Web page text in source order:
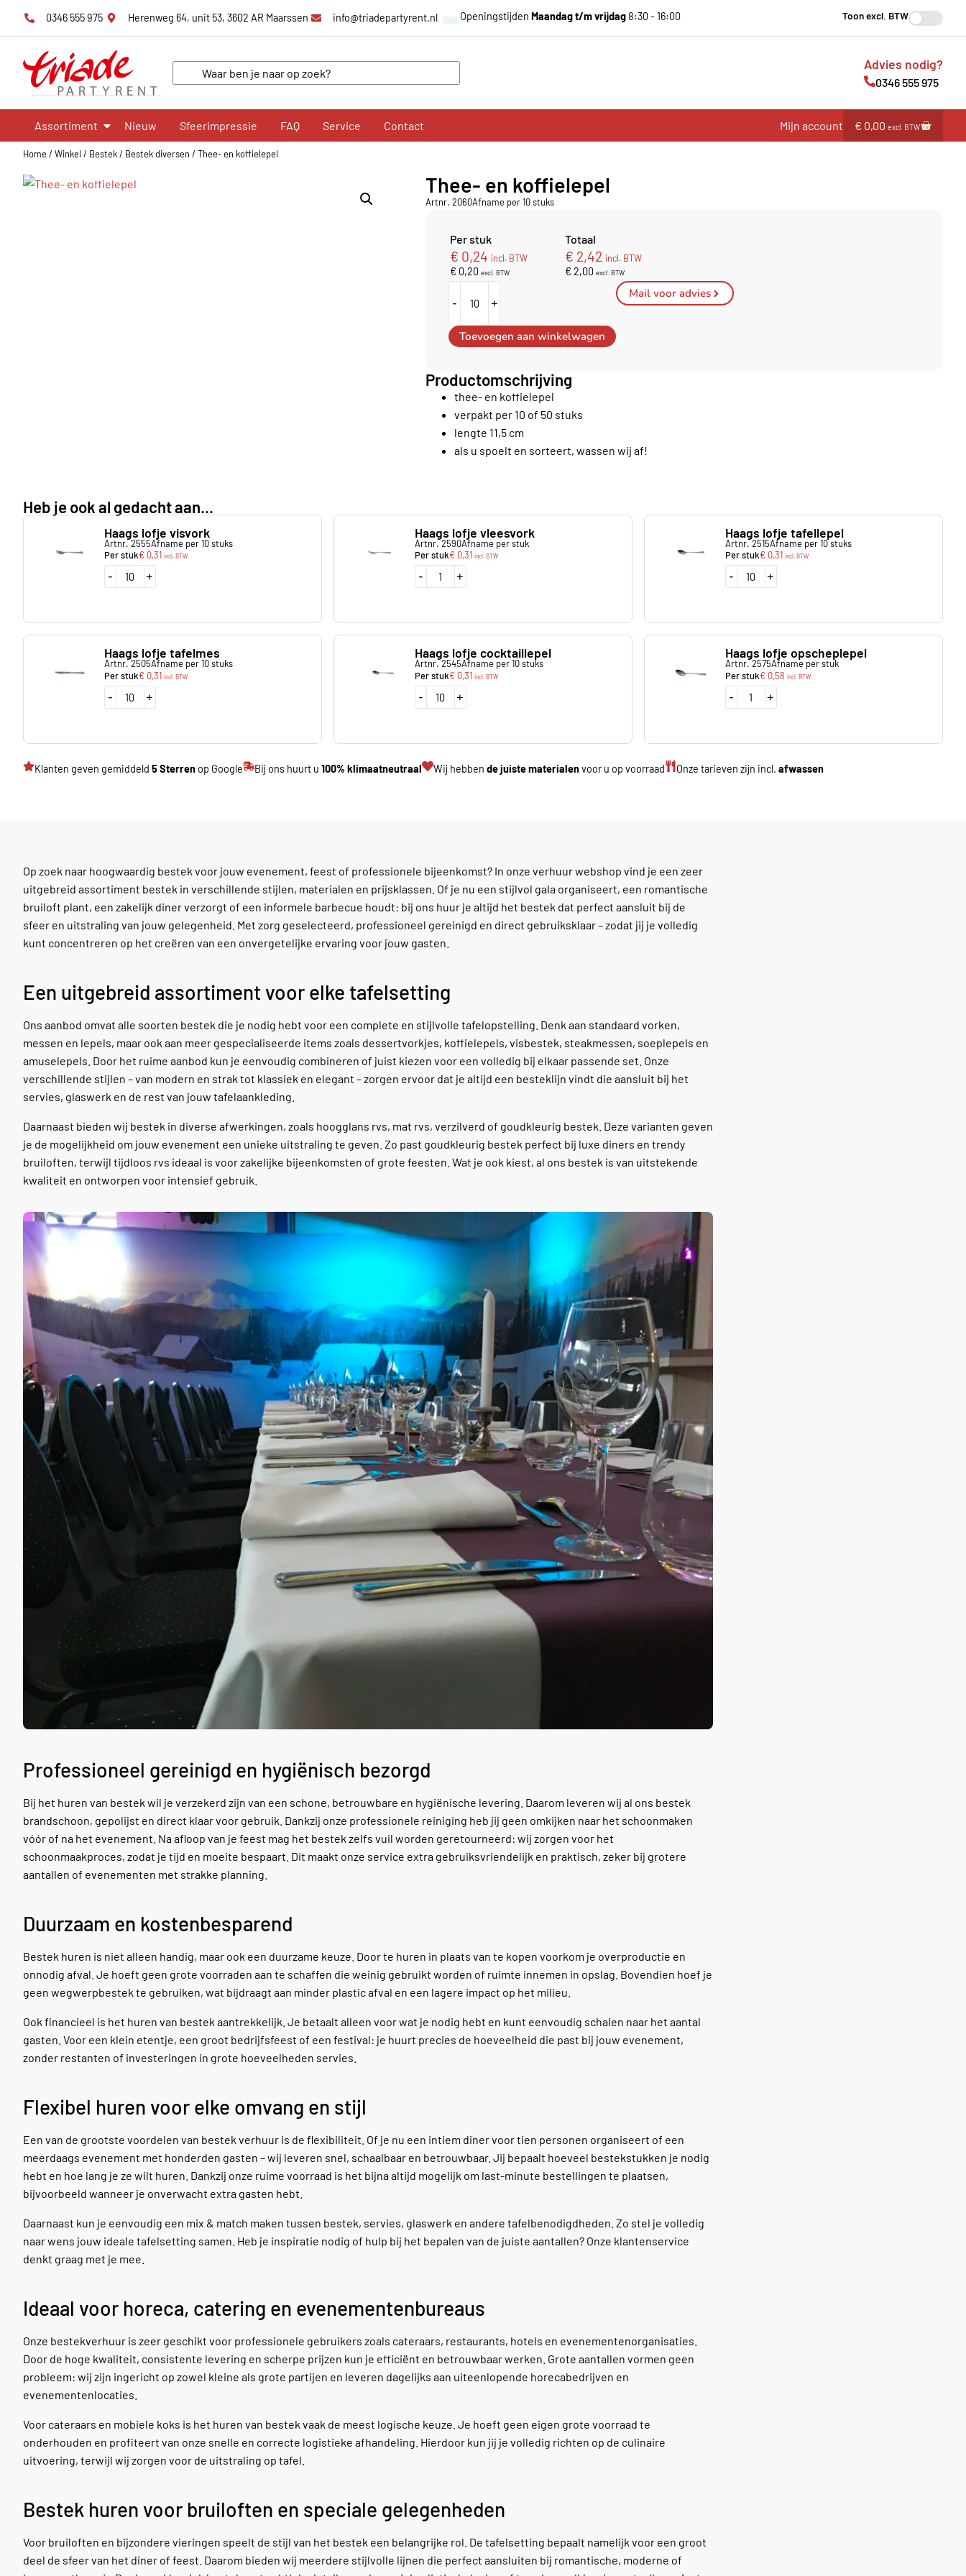
0346 555 975 Herenweg 64, unit 53, 3602 AR Maarssen info@triadepartyrent.nl Openingstijden Maandag t/m vrijdag8:30 - 16:00 Toon excl. BTW
Advies nodig?
0346 555 975
Assortiment Nieuw Sfeerimpressie FAQ Service Contact Mijn account € 0,00 excl. BTW
Home / Winkel / Bestek/ Bestek diversen / Thee- en koffielepel
Thee- en koffielepel
Artnr. 2060Afname per 10 stuks
Per stuk
€ 0,24 incl. BTW
€ 0,20 excl. BTW
Totaal
€ 2,42 incl. BTW
€ 2,00 excl. BTW
- +
Toevoegen aan winkelwagen
Mail voor advies
Productomschrijving
thee- en koffielepel
verpakt per 10 of 50 stuks
lengte 11,5 cm
als u spoelt en sorteert, wassen wij af!
Heb je ook al gedacht aan...
Haags lofje visvork
Artnr. 2555Afname per 10 stuks
Per stuk€ 0,31 incl. BTW
- +
Haags lofje vleesvork
Artnr. 2590Afname per stuk
Per stuk€ 0,31 incl. BTW
- +
Haags lofje tafellepel
Artnr. 2515Afname per 10 stuks
Per stuk€ 0,31 incl. BTW
- +
Haags lofje tafelmes
Artnr. 2505Afname per 10 stuks
Per stuk€ 0,31 incl. BTW
- +
Haags lofje cocktaillepel
Artnr. 2545Afname per 10 stuks
Per stuk€ 0,31 incl. BTW
- +
Haags lofje opscheplepel
Artnr. 2575Afname per stuk
Per stuk€ 0,58 incl. BTW
- +
Klanten geven gemiddeld 5 Sterren op Google Bij ons huurt u 100% klimaatneutraal Wij hebben de juiste materialenvoor u op voorraad Onze tarieven zijn incl. afwassen
Op zoek naar hoogwaardig bestek voor jouw evenement, feest of professionele bijeenkomst? In onze verhuur webshop vind je een zeer
uitgebreid assortiment bestek in verschillende stijlen, materialen en prijsklassen. Of je nu een stijlvol gala organiseert, een romantische
bruiloft plant, een zakelijk diner verzorgt of een informele barbecue houdt: bij ons huur je altijd het bestek dat perfect aansluit bij de
sfeer en uitstraling van jouw gelegenheid. Met zorg geselecteerd, professioneel gereinigd en direct gebruiksklaar – zodat jij je volledig
kunt concentreren op het creëren van een onvergetelijke ervaring voor jouw gasten.
Een uitgebreid assortiment voor elke tafelsetting
Ons aanbod omvat alle soorten bestek die je nodig hebt voor een complete en stijlvolle tafelopstelling. Denk aan standaard vorken,
messen en lepels, maar ook aan meer gespecialiseerde items zoals dessertvorkjes, koffielepels, visbestek, steakmessen, soeplepels en
amuselepels. Door het ruime aanbod kun je eenvoudig combineren of juist kiezen voor een volledig bij elkaar passende set. Onze
verschillende stijlen – van modern en strak tot klassiek en elegant – zorgen ervoor dat je altijd een besteklijn vindt die aansluit bij het
servies, glaswerk en de rest van jouw tafelaankleding.
Daarnaast bieden wij bestek in diverse afwerkingen, zoals hoogglans rvs, mat rvs, verzilverd of goudkleurig bestek. Deze varianten geven
je de mogelijkheid om jouw evenement een unieke uitstraling te geven. Zo past goudkleurig bestek perfect bij luxe diners en trendy
bruiloften, terwijl tijdloos rvs ideaal is voor zakelijke bijeenkomsten of grote feesten. Wat je ook kiest, al ons bestek is van uitstekende
kwaliteit en ontworpen voor intensief gebruik.
Professioneel gereinigd en hygiënisch bezorgd
Bij het huren van bestek wil je verzekerd zijn van een schone, betrouwbare en hygiënische levering. Daarom leveren wij al ons bestek
brandschoon, gepolijst en direct klaar voor gebruik. Dankzij onze professionele reiniging heb jij geen omkijken naar het schoonmaken
vóór of na het evenement. Na afloop van je feest mag het bestek zelfs vuil worden geretourneerd: wij zorgen voor het
schoonmaakproces, zodat je tijd en moeite bespaart. Dit maakt onze service extra gebruiksvriendelijk en praktisch, zeker bij grotere
aantallen of evenementen met strakke planning.
Duurzaam en kostenbesparend
Bestek huren is niet alleen handig, maar ook een duurzame keuze. Door te huren in plaats van te kopen voorkom je overproductie en
onnodig afval. Je hoeft geen grote voorraden aan te schaffen die weinig gebruikt worden of ruimte innemen in opslag. Bovendien hoef je
geen wegwerpbestek te gebruiken, wat bijdraagt aan minder plastic afval en een lagere impact op het milieu.
Ook financieel is het huren van bestek aantrekkelijk. Je betaalt alleen voor wat je nodig hebt en kunt eenvoudig schalen naar het aantal
gasten. Voor een klein etentje, een groot bedrijfsfeest of een festival: je huurt precies de hoeveelheid die past bij jouw evenement,
zonder restanten of investeringen in grote hoeveelheden servies.
Flexibel huren voor elke omvang en stijl
Een van de grootste voordelen van bestek verhuur is de flexibiliteit. Of je nu een intiem diner voor tien personen organiseert of een
meerdaags evenement met honderden gasten – wij leveren snel, schaalbaar en betrouwbaar. Jij bepaalt hoeveel bestekstukken je nodig
hebt en hoe lang je ze wilt huren. Dankzij onze ruime voorraad is het bijna altijd mogelijk om last-minute bestellingen te plaatsen,
bijvoorbeeld wanneer je onverwacht extra gasten hebt.
Daarnaast kun je eenvoudig een mix & match maken tussen bestek, servies, glaswerk en andere tafelbenodigdheden. Zo stel je volledig
naar wens jouw ideale tafelsetting samen. Heb je inspiratie nodig of hulp bij het bepalen van de juiste aantallen? Onze klantenservice
denkt graag met je mee.
Ideaal voor horeca, catering en evenementenbureaus
Onze bestekverhuur is zeer geschikt voor professionele gebruikers zoals cateraars, restaurants, hotels en evenementenorganisaties.
Door de hoge kwaliteit, consistente levering en scherpe prijzen kun je efficiënt en betrouwbaar werken. Grote aantallen vormen geen
probleem: wij zijn ingericht op zowel kleine als grote partijen en leveren dagelijks aan uiteenlopende horecabedrijven en
evenementenlocaties.
Voor cateraars en mobiele koks is het huren van bestek vaak de meest logische keuze. Je hoeft geen eigen grote voorraad te
onderhouden en profiteert van onze snelle en correcte logistieke afhandeling. Hierdoor kun jij je volledig richten op de culinaire
uitvoering, terwijl wij zorgen voor de uitstraling op tafel.
Bestek huren voor bruiloften en speciale gelegenheden
Voor bruiloften en bijzondere vieringen speelt de stijl van het bestek een belangrijke rol. De tafelsetting bepaalt namelijk voor een groot
deel de sfeer van het diner of feest. Daarom bieden wij meerdere stijlvolle lijnen die perfect aansluiten bij romantische, moderne of